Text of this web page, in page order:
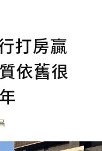
打房贏
依舊很